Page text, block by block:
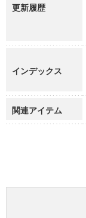
更新履歴
インデックス
関連アイテム